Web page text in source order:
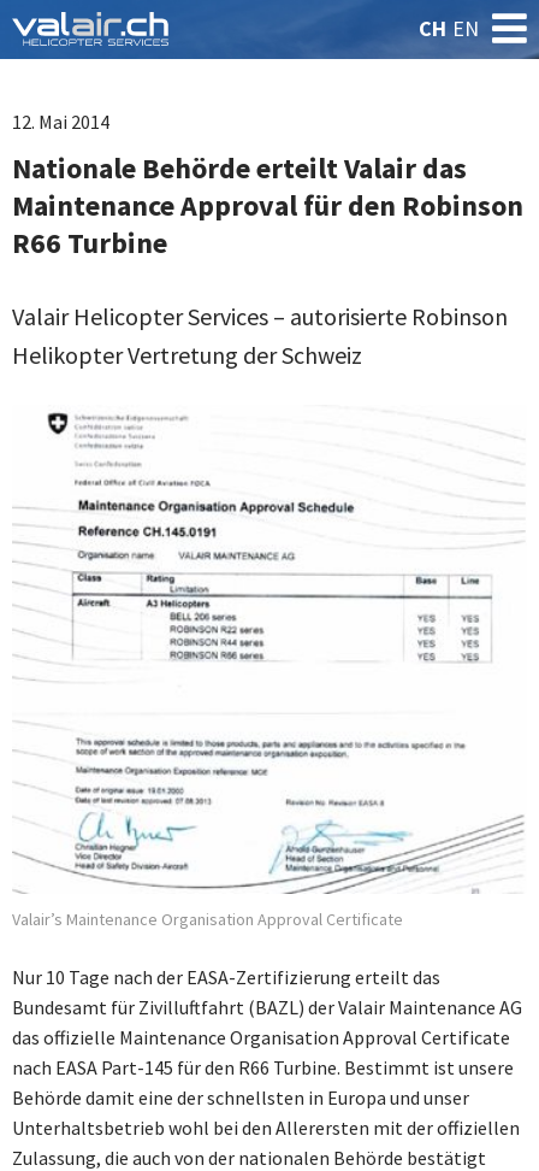
CH EN
12. Mai 2014
Nationale Behörde erteilt Valair das
Maintenance Approval für den Robinson
R66 Turbine
Valair Helicopter Services – autorisierte Robinson
Helikopter Vertretung der Schweiz
Valair’s Maintenance Organisation Approval Certificate
Nur 10 Tage nach der EASA-Zertifizierung erteilt das
Bundesamt für Zivilluftfahrt (BAZL) der Valair Maintenance AG
das offizielle Maintenance Organisation Approval Certificate
nach EASA Part-145 für den R66 Turbine. Bestimmt ist unsere
Behörde damit eine der schnellsten in Europa und unser
Unterhaltsbetrieb wohl bei den Allerersten mit der offiziellen
Zulassung, die auch von der nationalen Behörde bestätigt